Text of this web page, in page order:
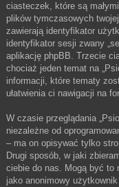
ciasteczek, które są
plików tymczasowych
zawierają identyfikator
identyfikator sesji zwany
aplikację phpBB. Trzecie
chociaż jeden temat na
informacji, które tematy
ułatwienia ci nawigacji na
W czasie przeglądania
niezależne od
– ma on opisywać tylko
Drugi sposób, w jaki
ciebie do nas. Mogą być to
jako anonimowy